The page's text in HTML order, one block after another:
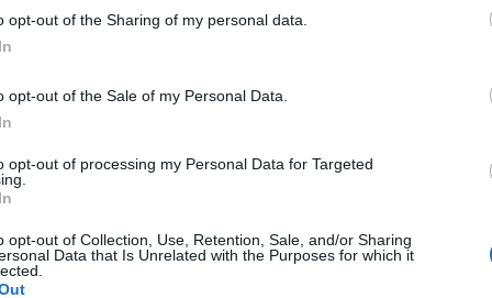
opt-out of the Sharing of my personal data.
opt-out of the Sale of my Personal Data.
opt-out of processing my Personal Data for Targeted
opt-out of Collection, Use, Retention, Sale, and/or Sharing
Data that Is Unrelated with the Purposes for which it
credo fermamente nella giustizia».
dal carcere assieme al senatore
il primo pensiero di Stefano è stato
della vita di tutti i giorni:
al più presto a lavorare. E dal dentista
dente nuovo». L'emozione di rivedere
grande. Non pensava che il suo caso
così importante: «Non mi aspettavo di
quelle persone fuori dal carcere», ha
Il fratello di Stefano, Federico
americana